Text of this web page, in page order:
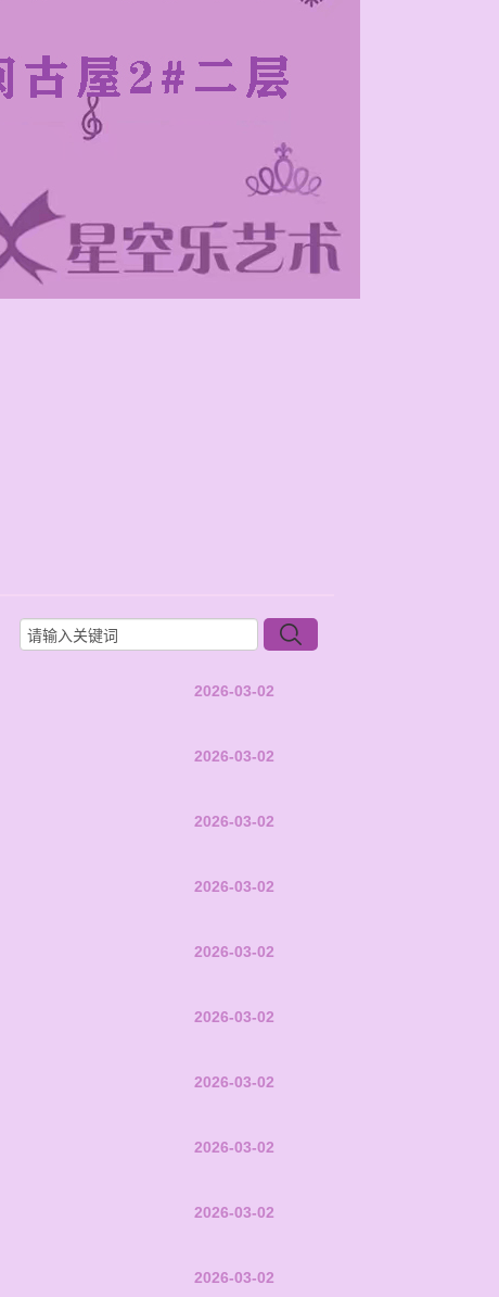
2026-03-02
2026-03-02
2026-03-02
2026-03-02
2026-03-02
2026-03-02
2026-03-02
2026-03-02
2026-03-02
2026-03-02